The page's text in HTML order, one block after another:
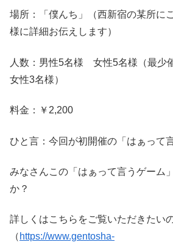
場所：「僕んち」（西新宿の某所に
様に詳細お伝えします）
人数：男性5名様 女性5名様（最少
女性3名様）
料金：￥2,200
ひと言：今回が初開催の「はぁって
みなさんこの「はぁって言うゲーム
か？
詳しくはこちらをご覧いただきたい
（ https://www.gentosha-